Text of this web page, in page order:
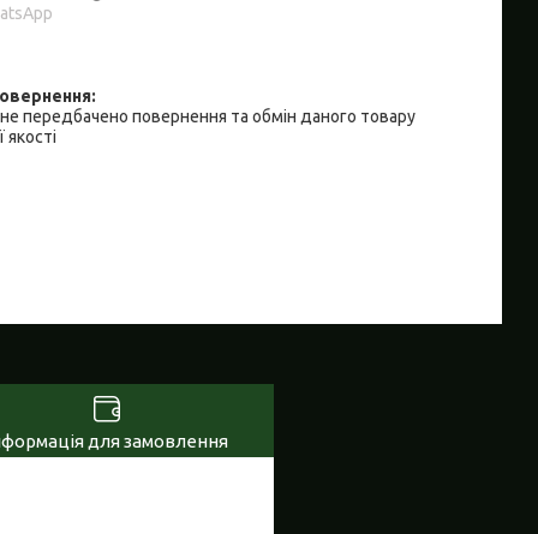
передбачено повернення та обмін даного товару
для замовлення